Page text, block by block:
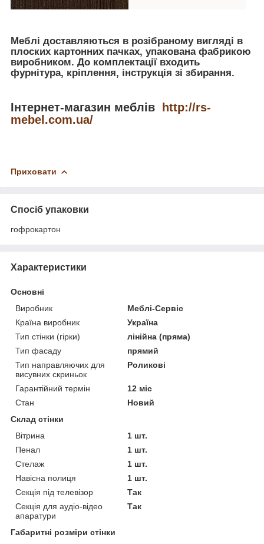
Меблі доставляються в розібраному вигляді в
плоских картонних пачках, упакована фабрикою
виробником. До комплектації входить
фурнітура, кріплення, інструкція зі збирання.
Інтернет-магазин меблів
http://rs-
mebel.com.ua/
Приховати
Спосіб упаковки
гофрокартон
Характеристики
Основні
Виробник
Меблі-Сервіс
Країна виробник
Україна
Тип стінки (гірки)
лінійна (пряма)
Тип фасаду
прямий
Тип направляючих для
висувних скриньок
Роликові
Гарантійний термін
12 міс
Стан
Новий
Склад стінки
Вітрина
1 шт.
Пенал
1 шт.
Стелаж
1 шт.
Навісна полиця
1 шт.
Секція під телевізор
Так
Секція для аудіо-відео
апаратури
Так
Габаритні розміри стінки